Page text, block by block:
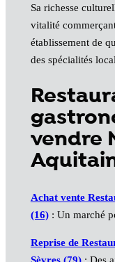
Sa richesse
vitalité
établissement de
des spécialités
vendre
Achat vente
(16): Un marché
Reprise de